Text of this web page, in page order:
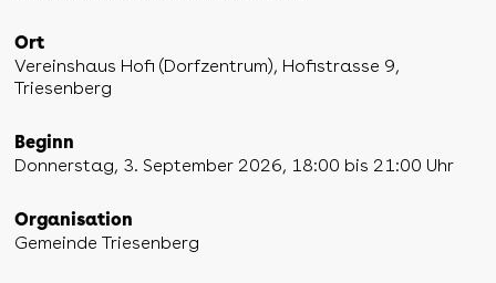
Ort
Vereinshaus Hofi (Dorfzentrum), Hofistrasse 9,
Triesenberg
Beginn
Donnerstag, 3. September 2026, 18:00 bis 21:00 Uhr
Organisation
Gemeinde Triesenberg